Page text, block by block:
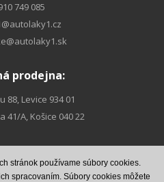
749 085
prodejna:
88, Levice 934 01
41/A, Košice 040 22
Najdete nás na
INSTAGRAMe
stránok používame súbory cookies.
spracovaním. Súbory cookies môžete